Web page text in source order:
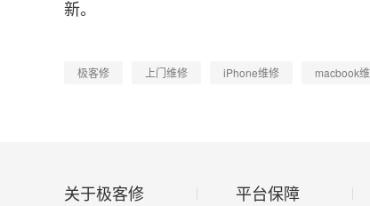
新。
极客修 上门维修 iPhone维修 macbook
关于极客修 平台保障